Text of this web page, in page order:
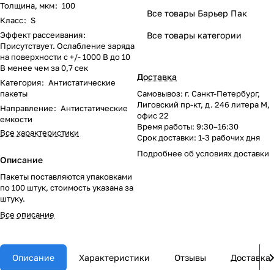
Толщина, мкм: 100
Класс: S
Эффект рассеивания:
Присутствует. Ослабление заряда
на поверхности с +/- 1000 В до 10
В менее чем за 0,7 сек
Категория: Антистатические
пакеты
Направление: Антистатические
емкости
Все характеристики
Описание
Пакеты поставляются упаковками
по 100 штук, стоимость указана за
штуку.
Все описание
Все товары Барьер Пак
Все товары категории
Доставка
Самовывоз: г. Санкт-Петербург,
Лиговский пр-кт, д. 246 литера М,
офис 22
Время работы: 9:30–16:30
Срок доставки: 1-3 рабочих дня
Подробнее обусловиях доставки
Описание Характеристики Отзывы Доставка